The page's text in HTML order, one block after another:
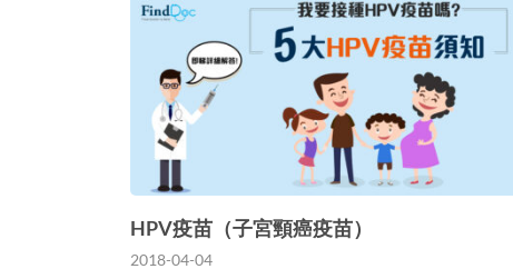
HPV疫苗（子宮頸癌疫苗）
2018-04-04